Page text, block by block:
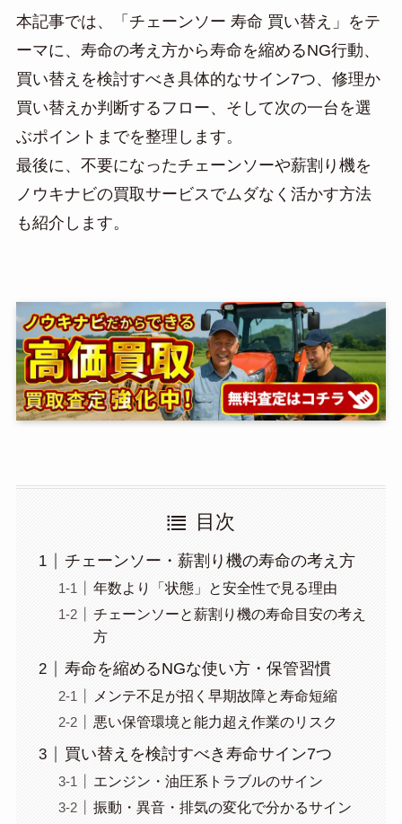
本記事では、「チェーンソー 寿命 買い替え」をテ
ーマに、寿命の考え方から寿命を縮めるNG行動、
買い替えを検討すべき具体的なサイン7つ、修理か
買い替えか判断するフロー、そして次の一台を選
ぶポイントまでを整理します。
最後に、不要になったチェーンソーや薪割り機を
ノウキナビの買取サービスでムダなく活かす方法
も紹介します。
目次
チェーンソー・薪割り機の寿命の考え方
年数より「状態」と安全性で見る理由
チェーンソーと薪割り機の寿命目安の考え
方
寿命を縮めるNGな使い方・保管習慣
メンテ不足が招く早期故障と寿命短縮
悪い保管環境と能力超え作業のリスク
買い替えを検討すべき寿命サイン7つ
エンジン・油圧系トラブルのサイン
振動・異音・排気の変化で分かるサイン